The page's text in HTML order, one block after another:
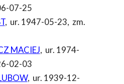
07-25
, ur. 1947-05-23, zm.
MACIEJ, ur. 1974-
02-03
, ur. 1939-12-